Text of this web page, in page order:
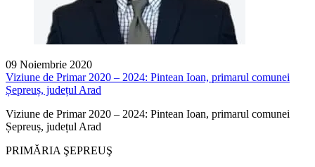
09 Noiembrie 2020
Viziune de Primar 2020 – 2024: Pintean Ioan, primarul comunei
Șepreuș, județul Arad
Viziune de Primar 2020 – 2024: Pintean Ioan, primarul comunei
Șepreuș, județul Arad
PRIMĂRIA ŞEPREUŞ